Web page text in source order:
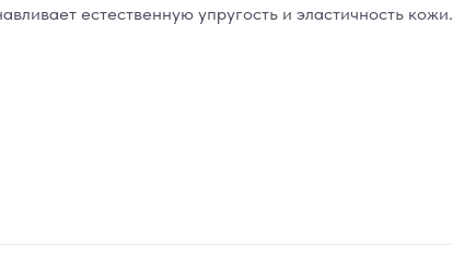
естественную упругость и эластичность кожи.